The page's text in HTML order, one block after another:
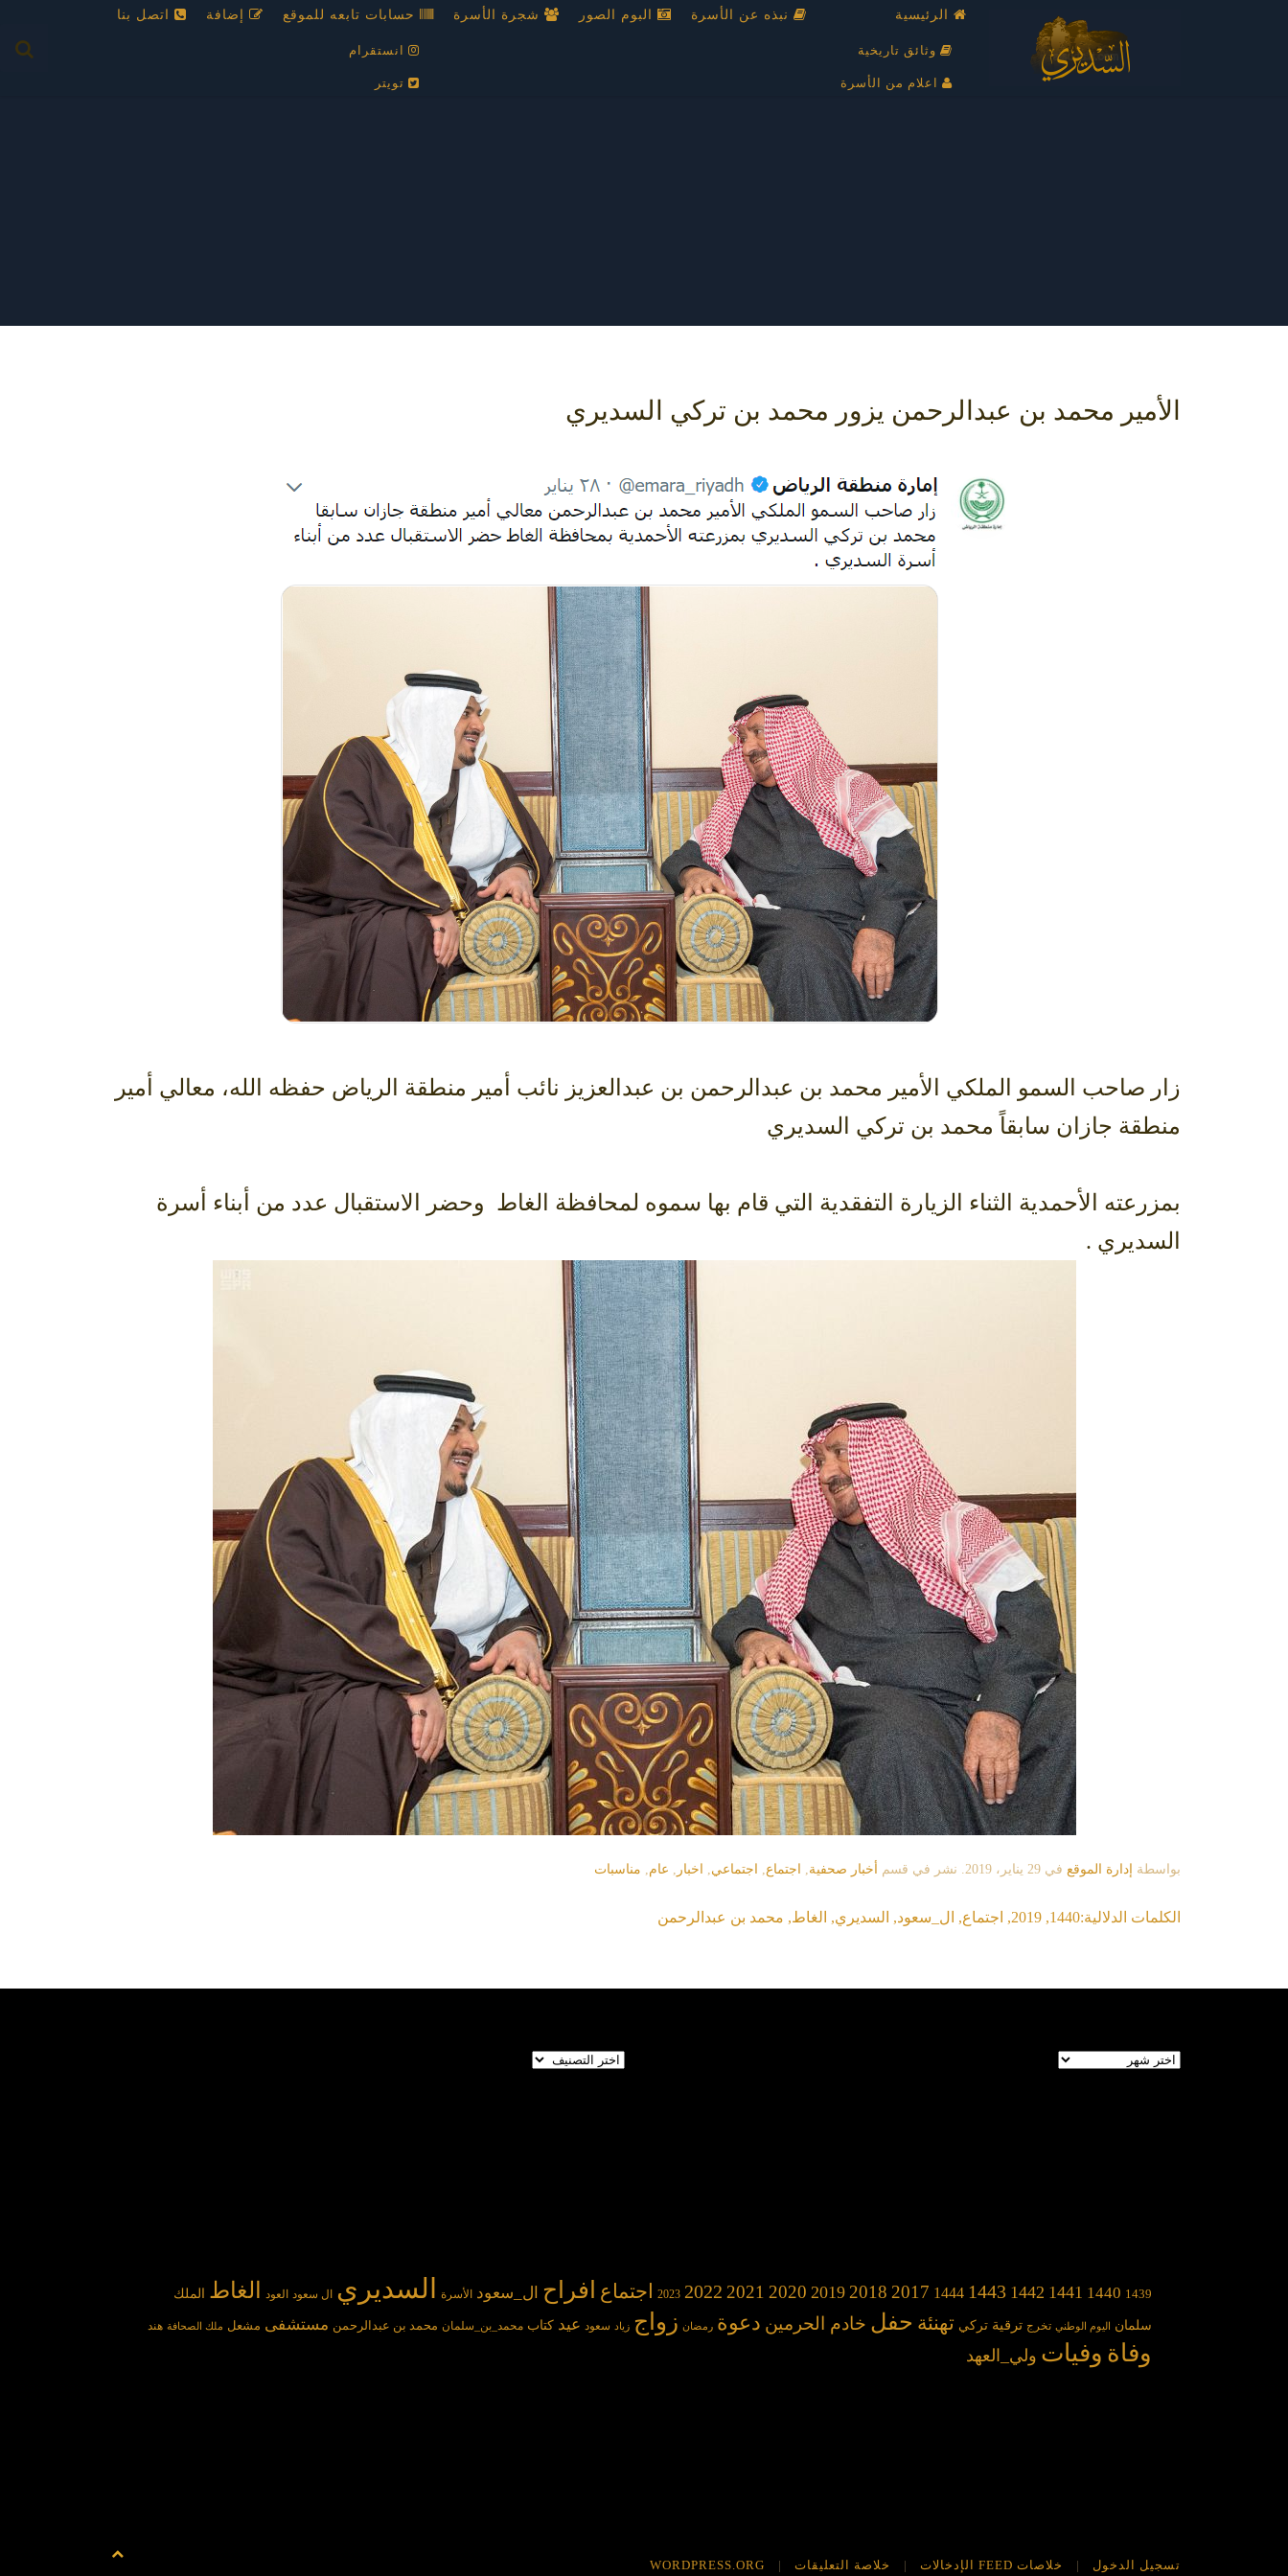
الرئيسية
وثائق تاريخية
اعلام من الأسرة
نبذه عن الأسرة البوم الصور شجرة الأسرة حسابات تابعه للموقع
انستقرام
تويتر
إضافة اتصل بنا
الأمير محمد بن عبدالرحمن يزور محمد بن تركي السديري
زار صاحب السمو الملكي الأمير محمد بن عبدالرحمن بن عبدالعزيز نائب أمير منطقة الرياض حفظه الله، معالي أمير
منطقة جازان سابقاً محمد بن تركي السديري
بمزرعته الأحمدية الثناء الزيارة التفقدية التي قام بها سموه لمحافظة الغاط وحضر الاستقبال عدد من أبناء أسرة
السديري .
بواسطة إدارة الموقع في 29 يناير، 2019 . نشر في قسم أخبار صحفية, اجتماع, اجتماعي, اخبار , عام, مناسبات
الكلمات الدلالية:1440
,
2019
, اجتماع, ال_سعود, السديري, الغاط, محمد بن عبدالرحمن
الأرشيف تصنيفات
1439
1440
1441
1442
1443
1444
2017
2018
2019
2020
2021
2022
2023 اجتماع افراح ال_سعود الأسرة السديري ال سعود العود الغاط الملك
سلمان اليوم الوطني تخرج ترقية تركي تهنئة حفل خادم الحرمين دعوة رمضان زواج زياد سعود عيد كتاب محمد_بن_سلمان محمد بن عبدالرحمن مستشفى مشعل ملك الصحافة هند
وفاة وفيات ولي_العهد
تسجيل الدخول خلاصات FEED الإدخالات خلاصة التعليقات WORDPRESS.ORG